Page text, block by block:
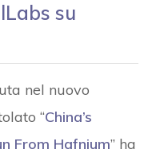
su
nel nuovo
“China’s
From Hafnium” ha